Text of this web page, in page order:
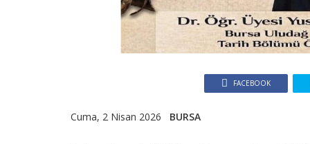
FACEBOOK
Cuma, 2 Nisan 2026 BURSA